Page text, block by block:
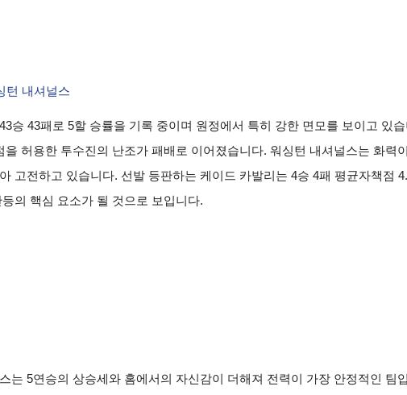
턴 내셔널스
승 43패로 5할 승률을 기록 중이며 원정에서 특히 강한 면모를 보이고 있
을 허용한 투수진의 난조가 패배로 이어졌습니다. 워싱턴 내셔널스는 화
고전하고 있습니다. 선발 등판하는 케이드 카발리는 4승 4패 평균자책점
의 핵심 요소가 될 것으로 보입니다.
는 5연승의 상승세와 홈에서의 자신감이 더해져 전력이 가장 안정적인